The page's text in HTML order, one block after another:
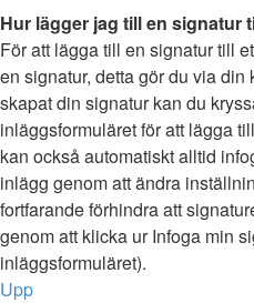
Hur lägger jag till en signatur
För att lägga till en signatur till
en signatur, detta gör du via
skapat din signatur kan du
inläggsformuläret för att lägga
kan också automatiskt alltid
inlägg genom att ändra
fortfarande förhindra att
genom att klicka ur Infoga min
inläggsformuläret).
Upp